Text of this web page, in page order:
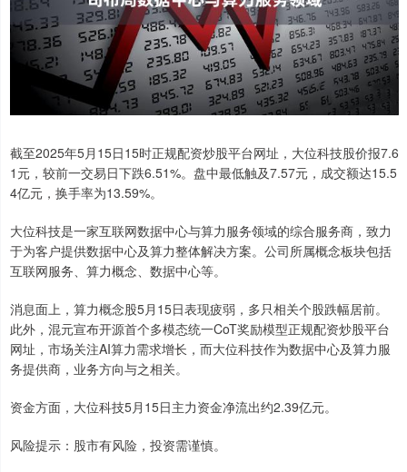
截至2025年5月15日15时正规配资炒股平台网址，大位科技股价报7.6
1元，较前一交易日下跌6.51%。盘中最低触及7.57元，成交额达15.5
4亿元，换手率为13.59%。
大位科技是一家互联网数据中心与算力服务领域的综合服务商，致力
于为客户提供数据中心及算力整体解决方案。公司所属概念板块包括
互联网服务、算力概念、数据中心等。
消息面上，算力概念股5月15日表现疲弱，多只相关个股跌幅居前。
此外，混元宣布开源首个多模态统一CoT奖励模型正规配资炒股平台
网址，市场关注AI算力需求增长，而大位科技作为数据中心及算力服
务提供商，业务方向与之相关。
资金方面，大位科技5月15日主力资金净流出约2.39亿元。
风险提示：股市有风险，投资需谨慎。